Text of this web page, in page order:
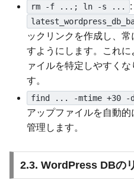
rm -f ...; ln -s ... :
ックリンクを作成し、
すようにします。これ
ァイルを特定しやすく
す。
find ... -mtime +30 -
アップファイルを自動
管理します。
2.3. WordPress DBの